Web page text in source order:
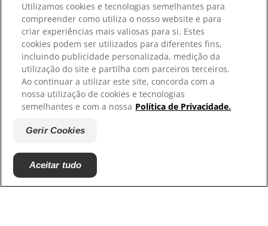
Recursos
Contacte-nos
Mapa do site
Os nossos sites
Hill’s Vet
Trabalhe connosco
Utilizamos cookies e tecnologias semelhantes para
compreender como utiliza o nosso website e para
criar experiências mais valiosas para si. Estes
cookies podem ser utilizados para diferentes fins,
incluindo publicidade personalizada, medição da
utilização do site e partilha com parceiros terceiros.
Ao continuar a utilizar este site, concorda com a
nossa utilização de cookies e tecnologias
semelhantes e com a nossa Política de Privacidade.
Gerir Cookies
Aceitar tudo